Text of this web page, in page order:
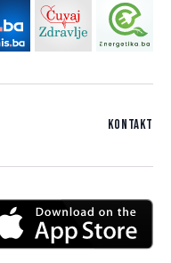
Kontakt